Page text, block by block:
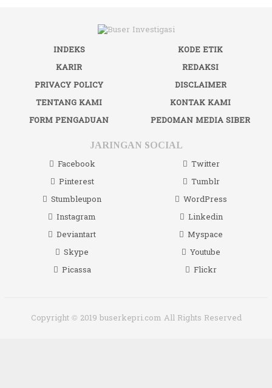
INDEKS
KODE ETIK
KARIR
REDAKSI
PRIVACY POLICY
DISCLAIMER
TENTANG KAMI
KONTAK KAMI
FORM PENGADUAN
PEDOMAN MEDIA SIBER
JARINGAN SOCIAL
Facebook
Twitter
Pinterest
Tumblr
Stumbleupon
WordPress
Instagram
Linkedin
Deviantart
Myspace
Skype
Youtube
Picassa
Flickr
Copyright © 2019 buserkepri.com All Rights Reserved